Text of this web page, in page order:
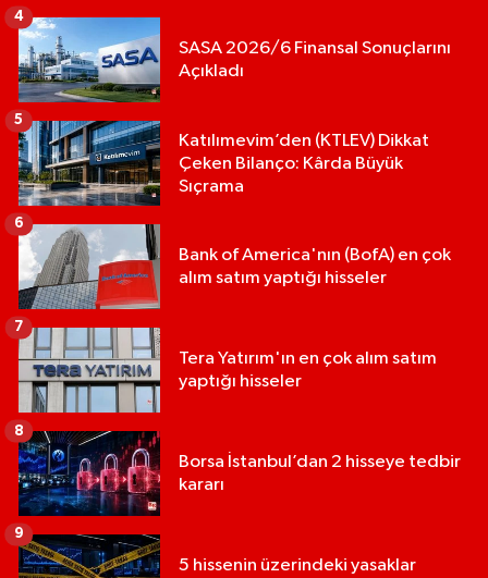
SASA 2026/6 Finansal Sonuçlarını
Açıkladı
4
Katılımevim’den (KTLEV) Dikkat
Çeken Bilanço: Kârda Büyük
Sıçrama
5
Bank of America'nın (BofA) en çok
alım satım yaptığı hisseler
6
Tera Yatırım'ın en çok alım satım
yaptığı hisseler
7
Borsa İstanbul’dan 2 hisseye tedbir
kararı
8
5 hissenin üzerindeki yasaklar
9